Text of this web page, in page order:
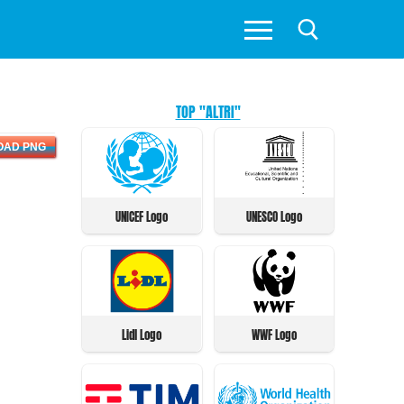
PNG
TOP "ALTRI"
UNICEF Logo UNESCO Logo
Lidl Logo WWF Logo